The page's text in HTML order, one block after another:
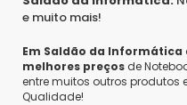
e muito mais!
Em Saldão da Informática
melhores preços de
entre muitos outros produtos
Qualidade!